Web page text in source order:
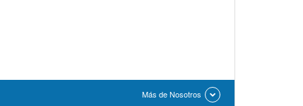
Más de Nosotros